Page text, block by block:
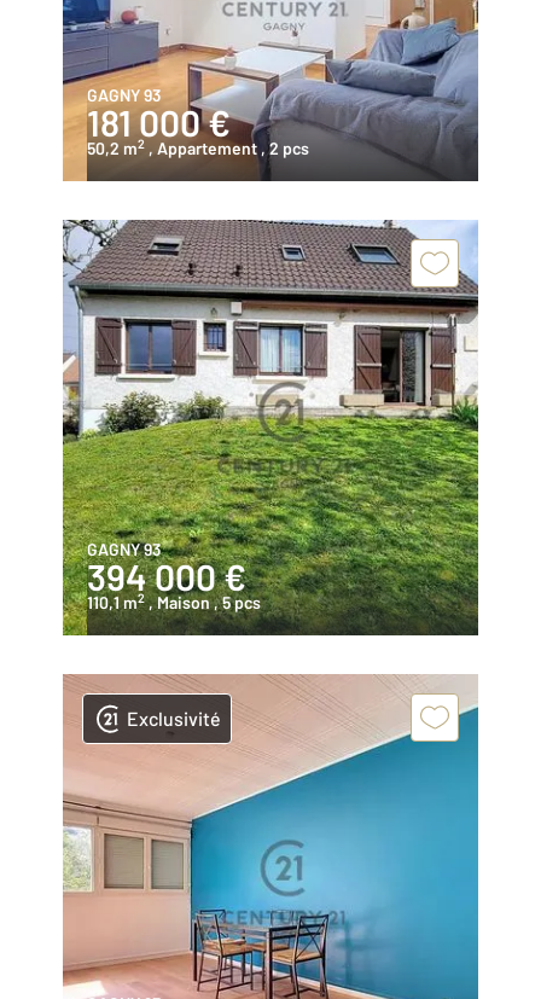
GAGNY 93
181 000 €
50,2 m2 , Appartement , 2 pcs
GAGNY 93
394 000 €
110,1 m2 , Maison, 5 pcs
Exclusivité